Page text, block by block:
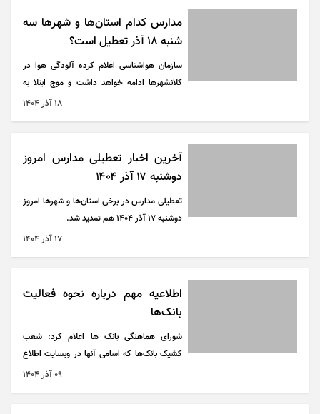
مدارس کدام استان‌ها و شهر‌ها سه
شنبه ۱۸ آذر تعطیل است؟
سازمان هواشناسی اعلام کرده آلودگی هوا در
کلانشهر‌ها ادامه خواهد داشت و موج ابتلا به
آنفلوآنزا هم در برخی استان‌ها همچنان افزایشی
شهر‌های دیگر نیز وجود دارد.
۱۸ آذر ۱۴۰۴
آخرین اخبار تعطیلی مدارس امروز
دوشنبه ۱۷ آذر ۱۴۰۴
تعطیلی مدارس در برخی استان‌ها و شهر‌ها امروز
دوشنبه ۱۷ آذر ۱۴۰۴ هم تمدید شد.
۱۷ آذر ۱۴۰۴
اطلاعیه مهم درباره نحوه فعالیت
بانک‌ها
شورای هماهنگی بانک ها اعلام کرد: شعب
کشیک بانک‌ها که اسامی آنها در وبسایت اطلاع
رسانی بانک‌ها ذکر شده به همراه واحد‌های فنی و
۰۹ آذر ۱۴۰۴